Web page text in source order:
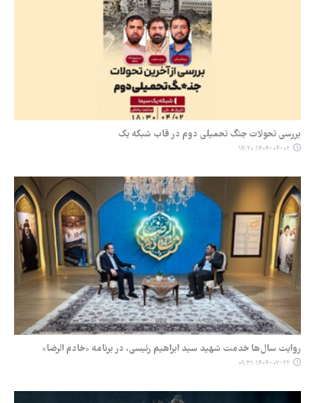
بررسی تحولات جنگ تحمیلی دوم در قاب شبکه یک
۱۴۰۴-۰۴-۰۲ ۱۷:۲۰
روایت سال‌ها خدمت شهید سید ابراهیم رئیسی، در برنامه «خادم الرضا»
۱۴۰۴-۰۲-۲۲ ۰۹:۳۱